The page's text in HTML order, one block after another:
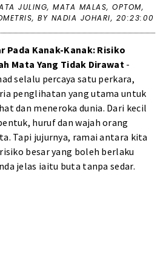
JULING,MATA MALAS,OPTOM,
, BY NADIA JOHARI, 20:23:00
Pada Kanak-Kanak: Risiko
Mata Yang Tidak Dirawat -
selalu percaya satu perkara,
penglihatan yang utama untuk
dan meneroka dunia. Dari kecil
huruf dan wajah orang
Tapi jujurnya, ramai antara kita
besar yang boleh berlaku
jelas iaitu buta tanpa sedar.